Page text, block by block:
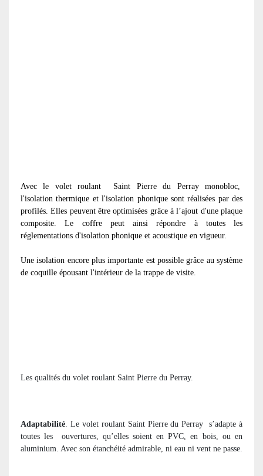
Avec le volet roulant
Saint Pierre du Perray monobloc,
l'isolation thermique et l'isolation phonique sont réalisées par des
profilés. Elles peuvent être optimisées grâce à l’ajout d'une plaque
composite. Le coffre peut ainsi répondre à toutes les
réglementations d'isolation phonique et acoustique en vigueur.
Une isolation encore plus importante est possible grâce au système
de coquille épousant l'intérieur de la trappe de visite.
Les qualités du volet roulant Saint Pierre du Perray.
Adaptabilité . Le volet roulant Saint Pierre du Perray
s’adapte à
toutes les
ouvertures, qu’elles soient en PVC, en bois, ou en
aluminium. Avec son étanchéité admirable, ni eau ni vent ne passe.